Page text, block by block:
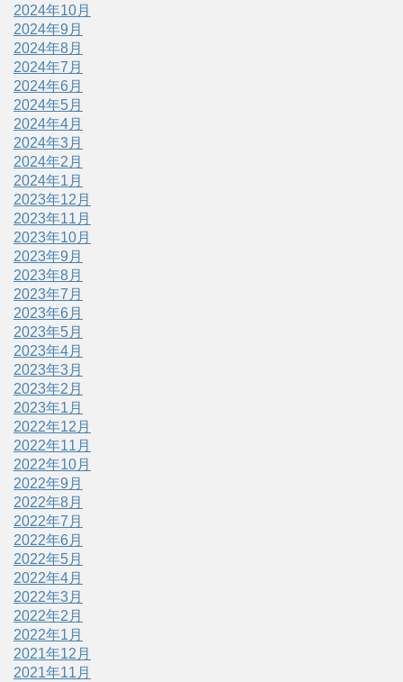
2024年10月
2024年9月
2024年8月
2024年7月
2024年6月
2024年5月
2024年4月
2024年3月
2024年2月
2024年1月
2023年12月
2023年11月
2023年10月
2023年9月
2023年8月
2023年7月
2023年6月
2023年5月
2023年4月
2023年3月
2023年2月
2023年1月
2022年12月
2022年11月
2022年10月
2022年9月
2022年8月
2022年7月
2022年6月
2022年5月
2022年4月
2022年3月
2022年2月
2022年1月
2021年12月
2021年11月